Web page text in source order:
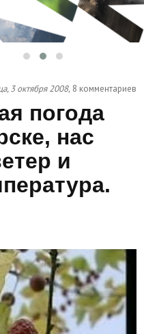
3 октября 2008, 8 комментариев
погода
нас
и